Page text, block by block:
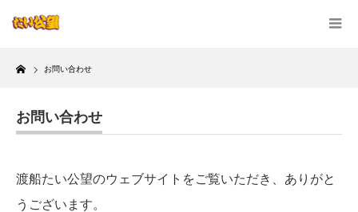
Home
お問い合わせ
お問い合わせ
渡船たい公望のウェブサイトをご覧いただき、ありがと
うございます。